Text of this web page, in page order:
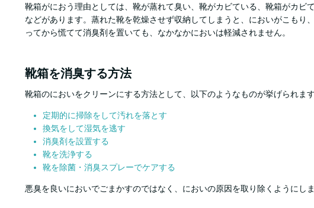
靴箱がにおう理由としては、靴が蒸れて臭い、靴がカビている、靴箱がカビ
などがあります。蒸れた靴を乾燥させず収納してしまうと、においがこもり
ってから慌てて消臭剤を置いても、なかなかにおいは軽減されません。
靴箱を消臭する方法
靴箱のにおいをクリーンにする方法として、以下のようなものが挙げられます
定期的に掃除をして汚れを落とす
換気をして湿気を逃す
消臭剤を設置する
靴を洗浄する
靴を除菌・消臭スプレーでケアする
悪臭を良いにおいでごまかすのではなく、においの原因を取り除くようにしま